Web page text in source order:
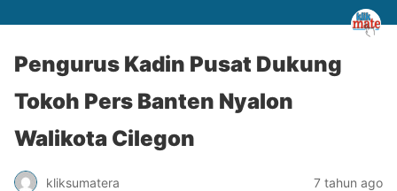
Pengurus Kadin Pusat Dukung
Tokoh Pers Banten Nyalon
Walikota Cilegon
kliksumatera 7 tahun ago